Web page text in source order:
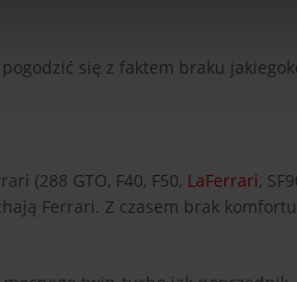
się z faktem braku
(288 GTO, F40, F50, LaFerrari,
Ferrari. Z czasem brak